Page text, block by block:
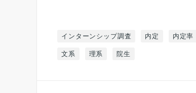
インターンシップ調査 内定 内定率
文系 理系 院生